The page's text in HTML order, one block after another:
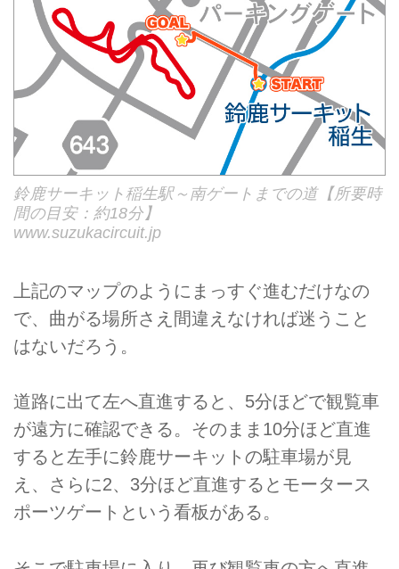
鈴鹿サーキット稲生駅～南ゲートまでの道【所要時
間の目安：約18分】
www.suzukacircuit.jp
上記のマップのようにまっすぐ進むだけなの
で、曲がる場所さえ間違えなければ迷うこと
はないだろう。
道路に出て左へ直進すると、5分ほどで観覧車
が遠方に確認できる。そのまま10分ほど直進
すると左手に鈴鹿サーキットの駐車場が見
え、さらに2、3分ほど直進するとモータース
ポーツゲートという看板がある。